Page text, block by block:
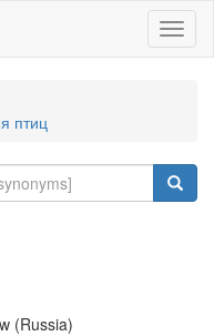
птиц
(Russia)